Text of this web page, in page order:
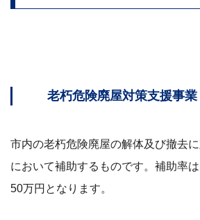
老朽危険廃屋対策支援事業
市内の老朽危険廃屋の解体及び撤去
において補助するものです。補助率
50万円となります。